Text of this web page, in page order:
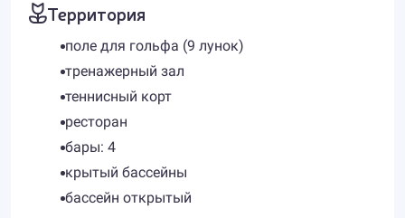
Территория
поле для гольфа (9 лунок)
тренажерный зал
теннисный корт
ресторан
бары: 4
крытый бассейны
бассейн открытый